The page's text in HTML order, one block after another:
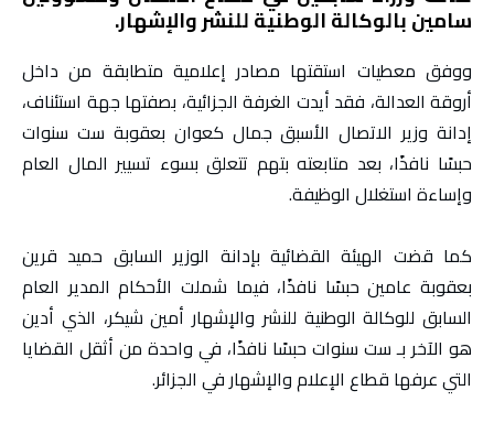
سامين بالوكالة الوطنية للنشر والإشهار.
ووفق معطيات استقتها مصادر إعلامية متطابقة من داخل
أروقة العدالة، فقد أيدت الغرفة الجزائية، بصفتها جهة استئناف،
إدانة وزير الاتصال الأسبق جمال كعوان بعقوبة ست سنوات
حبسًا نافذًا، بعد متابعته بتهم تتعلق بسوء تسيير المال العام
وإساءة استغلال الوظيفة.
كما قضت الهيئة القضائية بإدانة الوزير السابق حميد قرين
بعقوبة عامين حبسًا نافذًا، فيما شملت الأحكام المدير العام
السابق للوكالة الوطنية للنشر والإشهار أمين شيكر، الذي أدين
هو الآخر بـ ست سنوات حبسًا نافذًا، في واحدة من أثقل القضايا
التي عرفها قطاع الإعلام والإشهار في الجزائر.